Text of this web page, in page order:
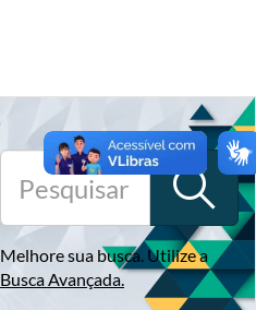
Melhore sua busca. Utilize a
Busca Avançada.